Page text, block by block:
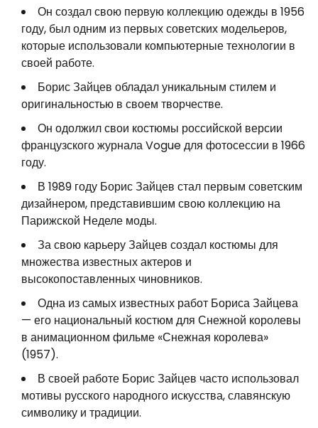
Он создал свою первую коллекцию одежды в 1956
году, был одним из первых советских модельеров,
которые использовали компьютерные технологии в
своей работе.
Борис Зайцев обладал уникальным стилем и
оригинальностью в своем творчестве.
Он одолжил свои костюмы российской версии
французского журнала Vogue для фотосессии в 1966
году.
В 1989 году Борис Зайцев стал первым советским
дизайнером, представившим свою коллекцию на
Парижской Неделе моды.
За свою карьеру Зайцев создал костюмы для
множества известных актеров и
высокопоставленных чиновников.
Одна из самых известных работ Бориса Зайцева
— его национальный костюм для Снежной королевы
в анимационном фильме «Снежная королева»
(1957).
В своей работе Борис Зайцев часто использовал
мотивы русского народного искусства, славянскую
символику и традиции.